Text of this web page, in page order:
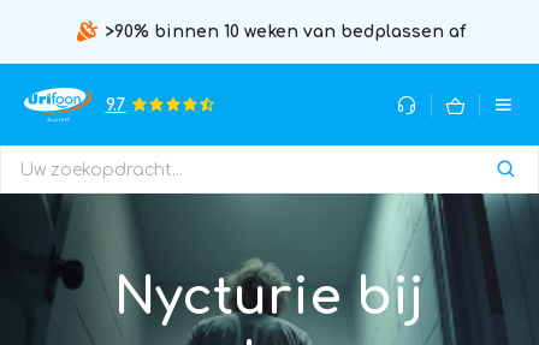
>90% binnen 10 weken van bedplassen af
9.7
Nycturie bij